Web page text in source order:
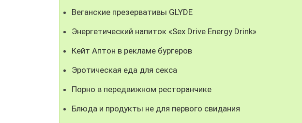
Веганские презервативы GLYDE
Энергетический напиток «Sex Drive Energy Drink»
Кейт Аптон в рекламе бургеров
Эротическая еда для секса
Порно в передвижном ресторанчике
Блюда и продукты не для первого свидания